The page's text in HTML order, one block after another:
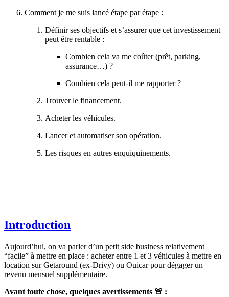
Comment je me suis lancé étape par étape :
Définir ses objectifs et s’assurer que cet investissement
peut être rentable :
Combien cela va me coûter (prêt, parking,
assurance…) ?
Combien cela peut-il me rapporter ?
Trouver le financement.
Acheter les véhicules.
Lancer et automatiser son opération.
Les risques en autres enquiquinements.
Introduction
Aujourd’hui, on va parler d’un petit side business relativement
“facile” à mettre en place : acheter entre 1 et 3 véhicules à mettre en
location sur Getaround (ex-Drivy) ou Ouicar pour dégager un
revenu mensuel supplémentaire.
Avant toute chose, quelques avertissements 🚨 :